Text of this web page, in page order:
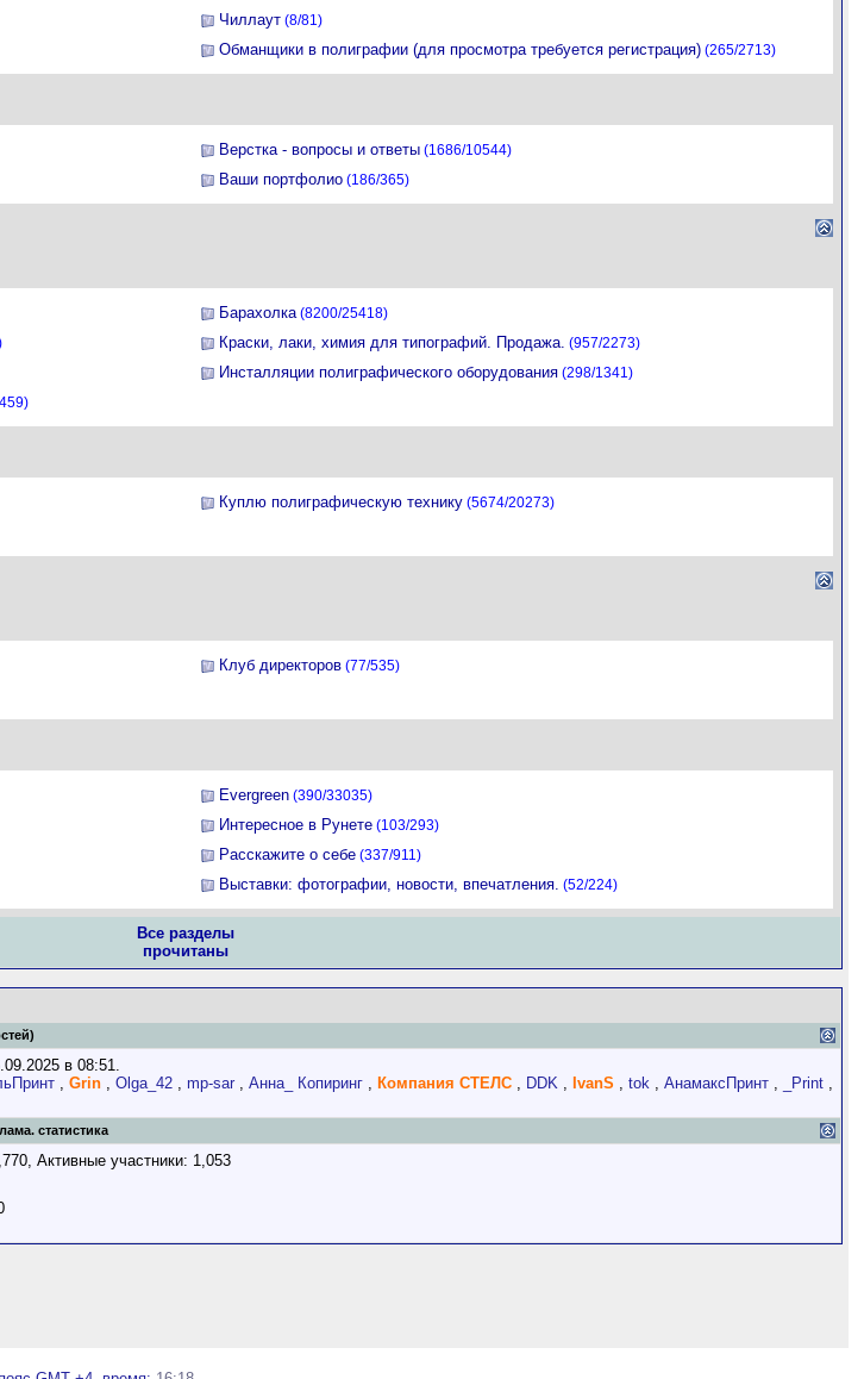
Чиллаут (8/81)
Обманщики в полиграфии (для просмотра требуется регистрация) (265/2713)
Верстка - вопросы и ответы (1686/10544)
Ваши портфолио (186/365)
Барахолка(8200/25418)
Краски, лаки, химия для типографий. Продажа. (957/2273)
Инсталляции полиграфического оборудования (298/1341)
Куплю полиграфическую технику (5674/20273)
Клуб директоров (77/535)
Evergreen (390/33035)
Интересное в Рунете (103/293)
Расскажите о себе (337/911)
Выставки: фотографии, новости, впечатления. (52/224)
Все разделы
прочитаны
в 08:51.
, Grin , Olga_42 , mp-sar , Анна_ Копиринг , Компания СТЕЛС , DDK , IvanS , tok , АнамаксПринт , _Print ,
статистика
Активные участники: 1,053